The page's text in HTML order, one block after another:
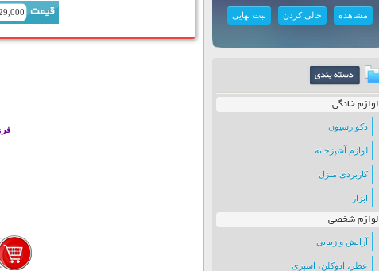
مشاهده خالی کردن ثبت نهایی
لوازم خانگی
دکوارسیون
لوازم آشپزخانه
کاربردی منزل
ابزار
لوازم شخصی
آرایش و زیبایی
عطر، ادوکلن، اسپری
29,000